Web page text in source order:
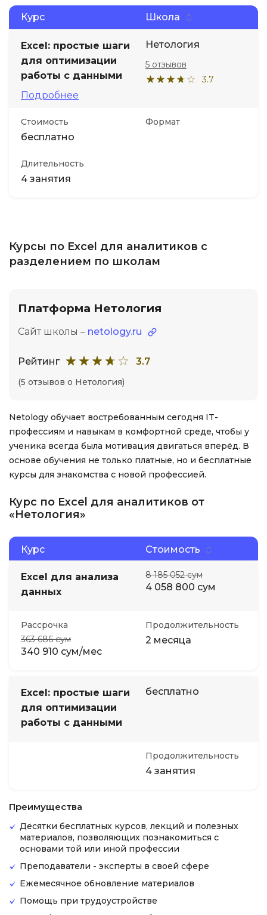
Курс Школа
Excel: простые шаги
для оптимизации
работы с данными
Подробнее
Нетология
3.7
5 отзывов
Стоимость
бесплатно
Формат
Длительность
4 занятия
Курсы по Excel для аналитиков с
разделением по школам
Платформа Нетология
Сайт школы – netology.ru
Рейтинг 3.7
(5 отзывов о Нетология)
Netology обучает востребованным сегодня IT-
профессиям и навыкам в комфортной среде, чтобы у
ученика всегда была мотивация двигаться вперёд. В
основе обучения не только платные, но и бесплатные
курсы для знакомства с новой профессией.
Курс по Excel для аналитиков от
«Нетология»
Курс Стоимость
Excel для анализа
данных
8 185 052 сум
4 058 800 сум
Рассрочка
363 686 сум
340 910 сум/мес
Продолжительность
2 месяца
Excel: простые шаги
для оптимизации
работы с данными
бесплатно
Продолжительность
4 занятия
Преимущества
Десятки бесплатных курсов, лекций и полезных
материалов, позволяющих познакомиться с
основами той или иной профессии
Преподаватели - эксперты в своей сфере
Ежемесячное обновление материалов
Помощь при трудоустройстве